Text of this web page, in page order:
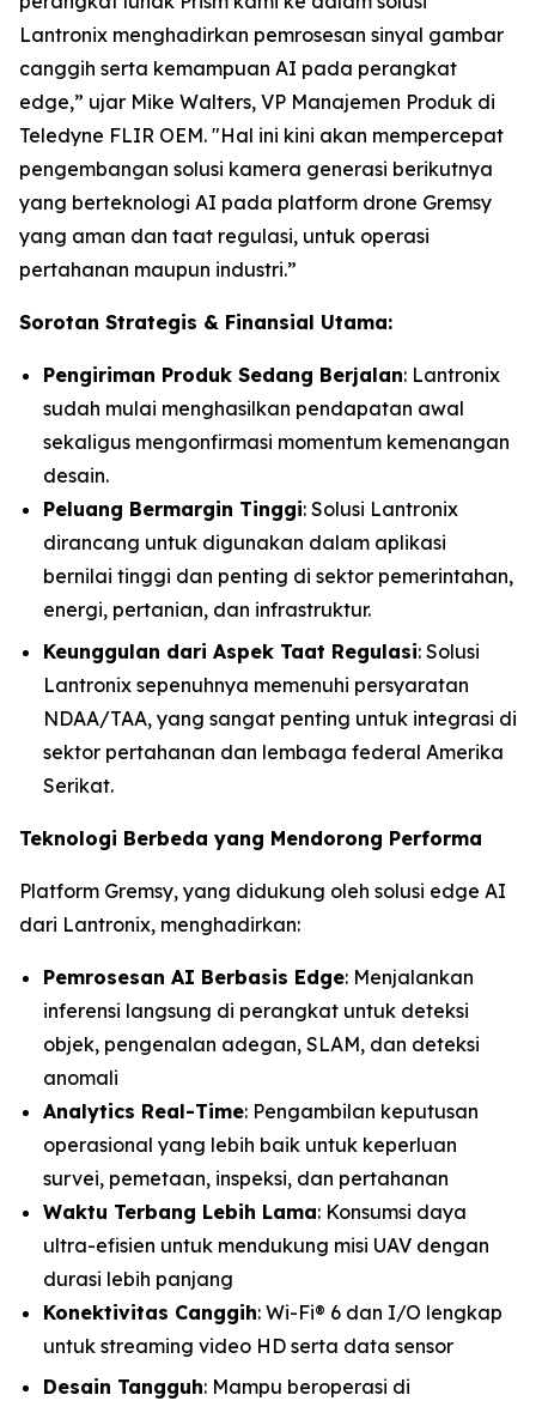
Lantronix menghadirkan pemrosesan sinyal gambar
canggih serta kemampuan AI pada perangkat
edge,” ujar Mike Walters, VP Manajemen Produk di
Teledyne FLIR OEM. "Hal ini kini akan mempercepat
pengembangan solusi kamera generasi berikutnya
yang berteknologi AI pada platform drone Gremsy
yang aman dan taat regulasi, untuk operasi
pertahanan maupun industri.”
Sorotan Strategis & Finansial Utama:
Pengiriman Produk Sedang Berjalan: Lantronix
sudah mulai menghasilkan pendapatan awal
sekaligus mengonfirmasi momentum kemenangan
desain.
Peluang Bermargin Tinggi: Solusi Lantronix
dirancang untuk digunakan dalam aplikasi
bernilai tinggi dan penting di sektor pemerintahan,
energi, pertanian, dan infrastruktur.
Keunggulan dari Aspek Taat Regulasi: Solusi
Lantronix sepenuhnya memenuhi persyaratan
NDAA/TAA, yang sangat penting untuk integrasi di
sektor pertahanan dan lembaga federal Amerika
Serikat.
Teknologi Berbeda yang Mendorong Performa
Platform Gremsy, yang didukung oleh solusi edge AI
dari Lantronix, menghadirkan:
Pemrosesan AI Berbasis Edge: Menjalankan
inferensi langsung di perangkat untuk deteksi
objek, pengenalan adegan, SLAM, dan deteksi
anomali
Analytics Real-Time: Pengambilan keputusan
operasional yang lebih baik untuk keperluan
survei, pemetaan, inspeksi, dan pertahanan
Waktu Terbang Lebih Lama: Konsumsi daya
ultra-efisien untuk mendukung misi UAV dengan
durasi lebih panjang
Konektivitas Canggih: Wi-Fi® 6 dan I/O lengkap
untuk streaming video HD serta data sensor
Desain Tangguh: Mampu beroperasi di